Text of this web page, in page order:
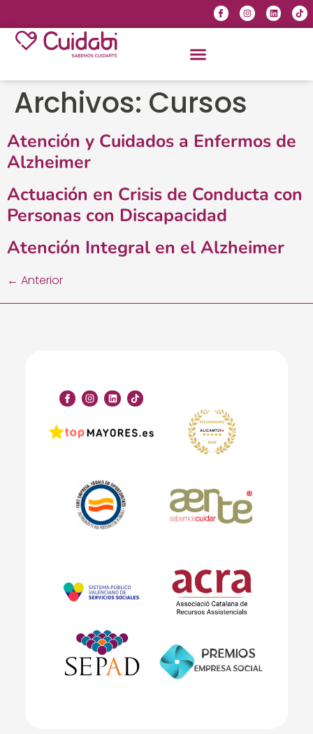
Archivos: Cursos
Atención y Cuidados a Enfermos de
Alzheimer
Actuación en Crisis de Conducta con
Personas con Discapacidad
Atención Integral en el Alzheimer
← Anterior